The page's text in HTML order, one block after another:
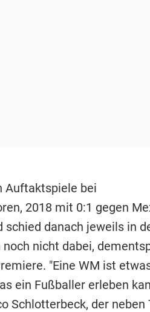
Auftaktspiele bei
2018 mit 0:1 gegen
danach jeweils in
nicht dabei,
"Eine WM ist
ein Fußballer erleben
Schlotterbeck, der neben